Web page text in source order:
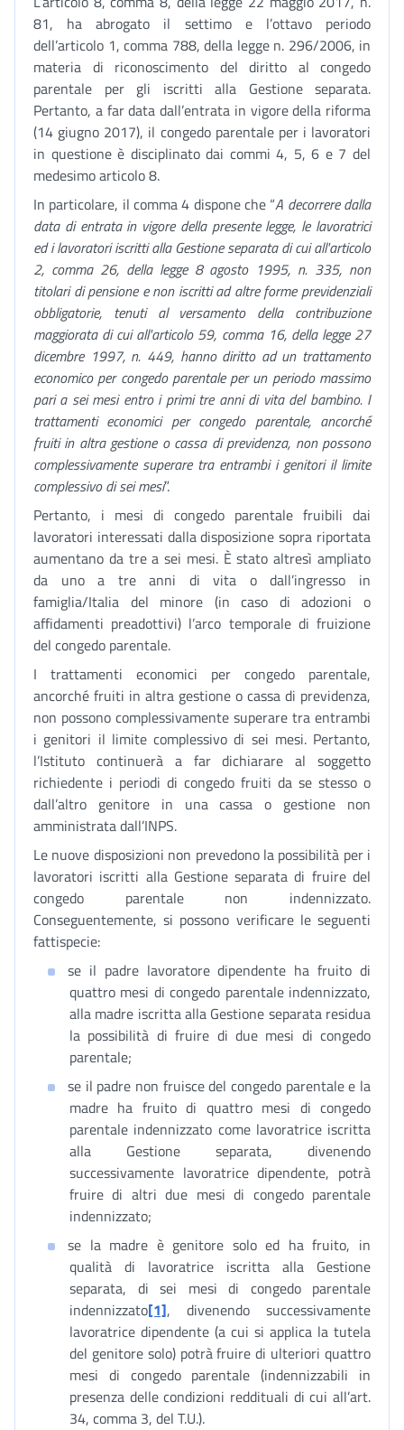
81, ha abrogato il settimo e l’ottavo periodo
dell’articolo 1, comma 788, della legge n. 296/2006, in
materia di riconoscimento del diritto al congedo
parentale per gli iscritti alla Gestione separata.
Pertanto, a far data dall’entrata in vigore della riforma
(14 giugno 2017), il congedo parentale per i lavoratori
in questione è disciplinato dai commi 4, 5, 6 e 7 del
medesimo articolo 8.
In particolare, il comma 4 dispone che “A decorrere dalla
data di entrata in vigore della presente legge, le lavoratrici
ed i lavoratori iscritti alla Gestione separata di cui all'articolo
2, comma 26, della legge 8 agosto 1995, n. 335, non
titolari di pensione e non iscritti ad altre forme previdenziali
obbligatorie, tenuti al versamento della contribuzione
maggiorata di cui all'articolo 59, comma 16, della legge 27
dicembre 1997, n. 449, hanno diritto ad un trattamento
economico per congedo parentale per un periodo massimo
pari a sei mesi entro i primi tre anni di vita del bambino. I
trattamenti economici per congedo parentale, ancorché
fruiti in altra gestione o cassa di previdenza, non possono
complessivamente superare tra entrambi i genitori il limite
complessivo di sei mesi”.
Pertanto, i mesi di congedo parentale fruibili dai
lavoratori interessati dalla disposizione sopra riportata
aumentano da tre a sei mesi. È stato altresì ampliato
da uno a tre anni di vita o dall’ingresso in
famiglia/Italia del minore (in caso di adozioni o
affidamenti preadottivi) l’arco temporale di fruizione
del congedo parentale.
I trattamenti economici per congedo parentale,
ancorché fruiti in altra gestione o cassa di previdenza,
non possono complessivamente superare tra entrambi
i genitori il limite complessivo di sei mesi. Pertanto,
l’Istituto continuerà a far dichiarare al soggetto
richiedente i periodi di congedo fruiti da se stesso o
dall’altro genitore in una cassa o gestione non
amministrata dall’INPS.
Le nuove disposizioni non prevedono la possibilità per i
lavoratori iscritti alla Gestione separata di fruire del
congedo parentale non indennizzato.
Conseguentemente, si possono verificare le seguenti
fattispecie:
se il padre lavoratore dipendente ha fruito di
quattro mesi di congedo parentale indennizzato,
alla madre iscritta alla Gestione separata residua
la possibilità di fruire di due mesi di congedo
parentale;
se il padre non fruisce del congedo parentale e la
madre ha fruito di quattro mesi di congedo
parentale indennizzato come lavoratrice iscritta
alla Gestione separata, divenendo
successivamente lavoratrice dipendente, potrà
fruire di altri due mesi di congedo parentale
indennizzato;
se la madre è genitore solo ed ha fruito, in
qualità di lavoratrice iscritta alla Gestione
separata, di sei mesi di congedo parentale
indennizzato[1], divenendo successivamente
lavoratrice dipendente (a cui si applica la tutela
del genitore solo) potrà fruire di ulteriori quattro
mesi di congedo parentale (indennizzabili in
presenza delle condizioni reddituali di cui all’art.
34, comma 3, del T.U.).